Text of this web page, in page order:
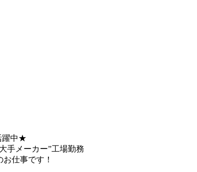
躍中★
手メーカー”工場勤務
仕事です！